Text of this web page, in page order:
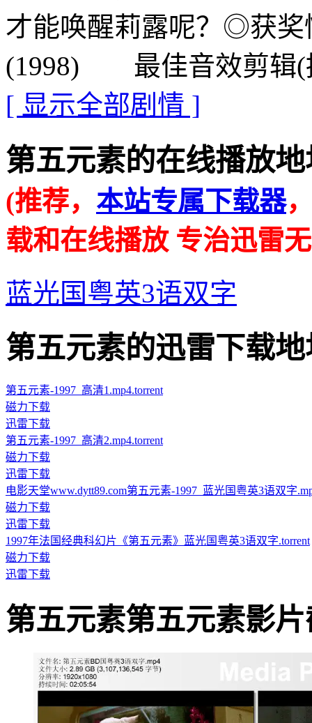
才能唤醒莉露呢？◎获
(1998) 最佳音效剪辑(
[ 显示全部剧情 ]
第五元素的在线播放地
(推荐， 本站专属下载器
载和在线播放 专治迅雷
蓝光国粤英3语双字
第五元素的迅雷下载地
第五元素-1997_高清1.mp4.torrent
磁力下载
迅雷下载
第五元素-1997_高清2.mp4.torrent
磁力下载
迅雷下载
电影天堂www.dytt89.com第五元素-1997_蓝光国粤英3语双字
磁力下载
迅雷下载
1997年法国经典科幻片《第五元素》蓝光国粤英3语双字.torrent
磁力下载
迅雷下载
第五元素第五元素影片